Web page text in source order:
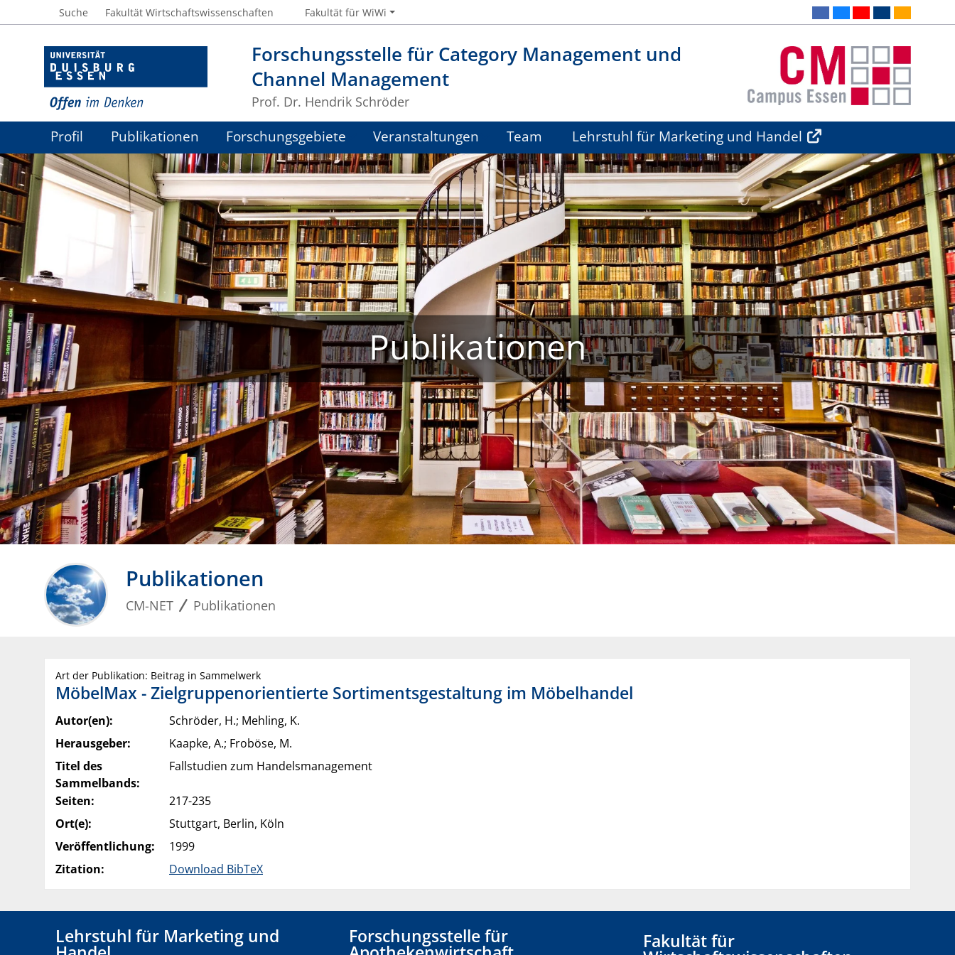
Forschungsstelle für Category Management und
Channel Management
Prof. Dr. Hendrik Schröder
Suche Fakultät Wirtschaftswissenschaften Fakultät für WiWi
Profil Publikationen Forschungsgebiete Veranstaltungen Team Lehrstuhl für Marketing und Handel
Publikationen
Publikationen
CM-NET Publikationen
Art der Publikation: Beitrag in Sammelwerk
MöbelMax - Zielgruppenorientierte Sortimentsgestaltung im Möbelhandel
Autor(en):
Schröder, H.; Mehling, K.
Herausgeber:
Kaapke, A.; Froböse, M.
Titel des
Sammelbands:
Fallstudien zum Handelsmanagement
Seiten:
217-235
Ort(e):
Stuttgart, Berlin, Köln
Veröffentlichung:
1999
Zitation:
Download BibTeX
Lehrstuhl für Marketing und Forschungsstelle für Fakultät für